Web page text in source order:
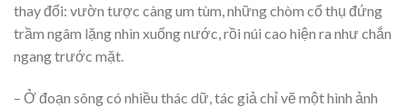
thay đổi: vườn tược càng um tùm, những chòm cổ thụ đứng
trầm ngâm lặng nhìn xuống nước, rồi núi cao hiện ra như chắn
ngang trước mặt.
– Ở đoạn sông có nhiều thác dữ, tác giả chỉ vẽ một hình ảnh